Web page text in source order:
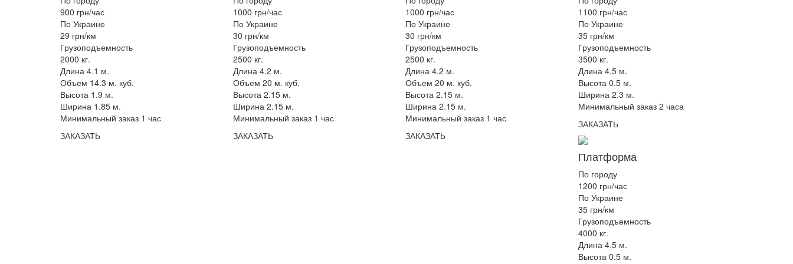
900 грн/час
По Украине
29 грн/км
Грузоподъемность
2000 кг.
Длина 4.1 м.
Объем 14.3 м. куб.
Высота 1.9 м.
Ширина 1.85 м.
Минимальный заказ 1 час
ЗАКАЗАТЬ
1000 грн/час
По Украине
30 грн/км
Грузоподъемность
2500 кг.
Длина 4.2 м.
Объем 20 м. куб.
Высота 2.15 м.
Ширина 2.15 м.
Минимальный заказ 1 час
ЗАКАЗАТЬ
1000 грн/час
По Украине
30 грн/км
Грузоподъемность
2500 кг.
Длина 4.2 м.
Объем 20 м. куб.
Высота 2.15 м.
Ширина 2.15 м.
Минимальный заказ 1 час
ЗАКАЗАТЬ
1100 грн/час
По Украине
35 грн/км
Грузоподъемность
3500 кг.
Длина 4.5 м.
Высота 0.5 м.
Ширина 2.3 м.
Минимальный заказ 2 часа
ЗАКАЗАТЬ
Платформа
По городу
1200 грн/час
По Украине
35 грн/км
Грузоподъемность
4000 кг.
Длина 4.5 м.
Высота 0.5 м.